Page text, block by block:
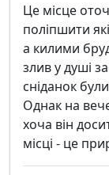
Це місце
поліпшити
а килими
злив у душі
сніданок
Однак на
хоча він
місці - це